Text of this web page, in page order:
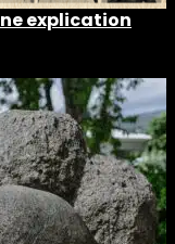
explication